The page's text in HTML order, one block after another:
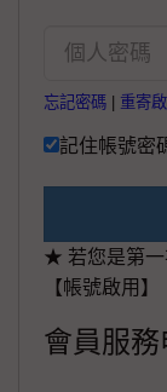
忘記密碼 重寄
記住帳號密
★ 若您是第一
【帳號啟用】
會員服務